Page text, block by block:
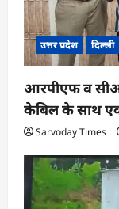
उत्तर प्रदेश दिल्ली
आरपीएफ व
केबिल के साथ
Sarvoday Times